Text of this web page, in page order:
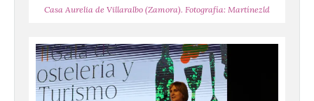
Casa Aurelia de Villaralbo (Zamora). Fotografía: Martínezld